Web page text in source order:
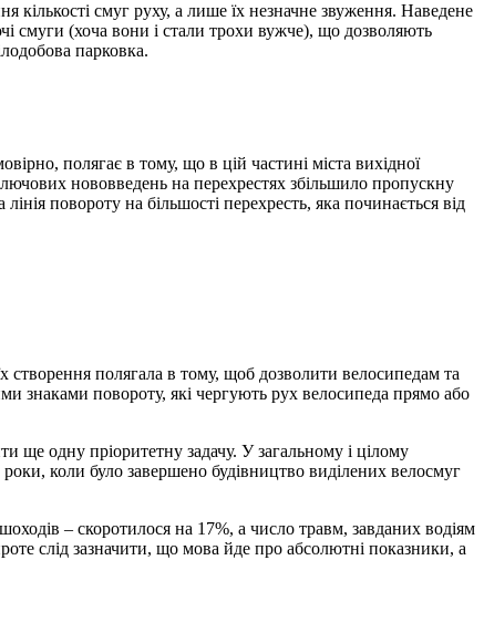
кількості смуг руху, а лише їх незначне звуження. Наведене
смуги (хоча вони і стали трохи вужче), що дозволяють
парковка.
полягає в тому, що в цій частині міста вихідної
нововведень на перехрестях збільшило пропускну
повороту на більшості перехресть, яка починається від
створення полягала в тому, щоб дозволити велосипедам та
знаками повороту, які чергують рух велосипеда прямо або
ще одну пріоритетну задачу. У загальному і цілому
коли було завершено будівництво виділених велосмуг
– скоротилося на 17%, а число травм, завданих водіям
слід зазначити, що мова йде про абсолютні показники, а